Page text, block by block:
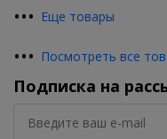
••• Еще товары
••• Посмотреть все
Подписка на